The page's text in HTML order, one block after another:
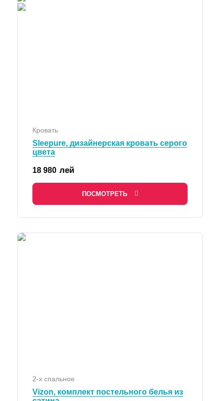
Кровать
Sleepure, дизайнерская кровать серого
цвета
18 980 лей
ПОСМОТРЕТЬ
2-х спальное
Vizon, комплект постельного белья из